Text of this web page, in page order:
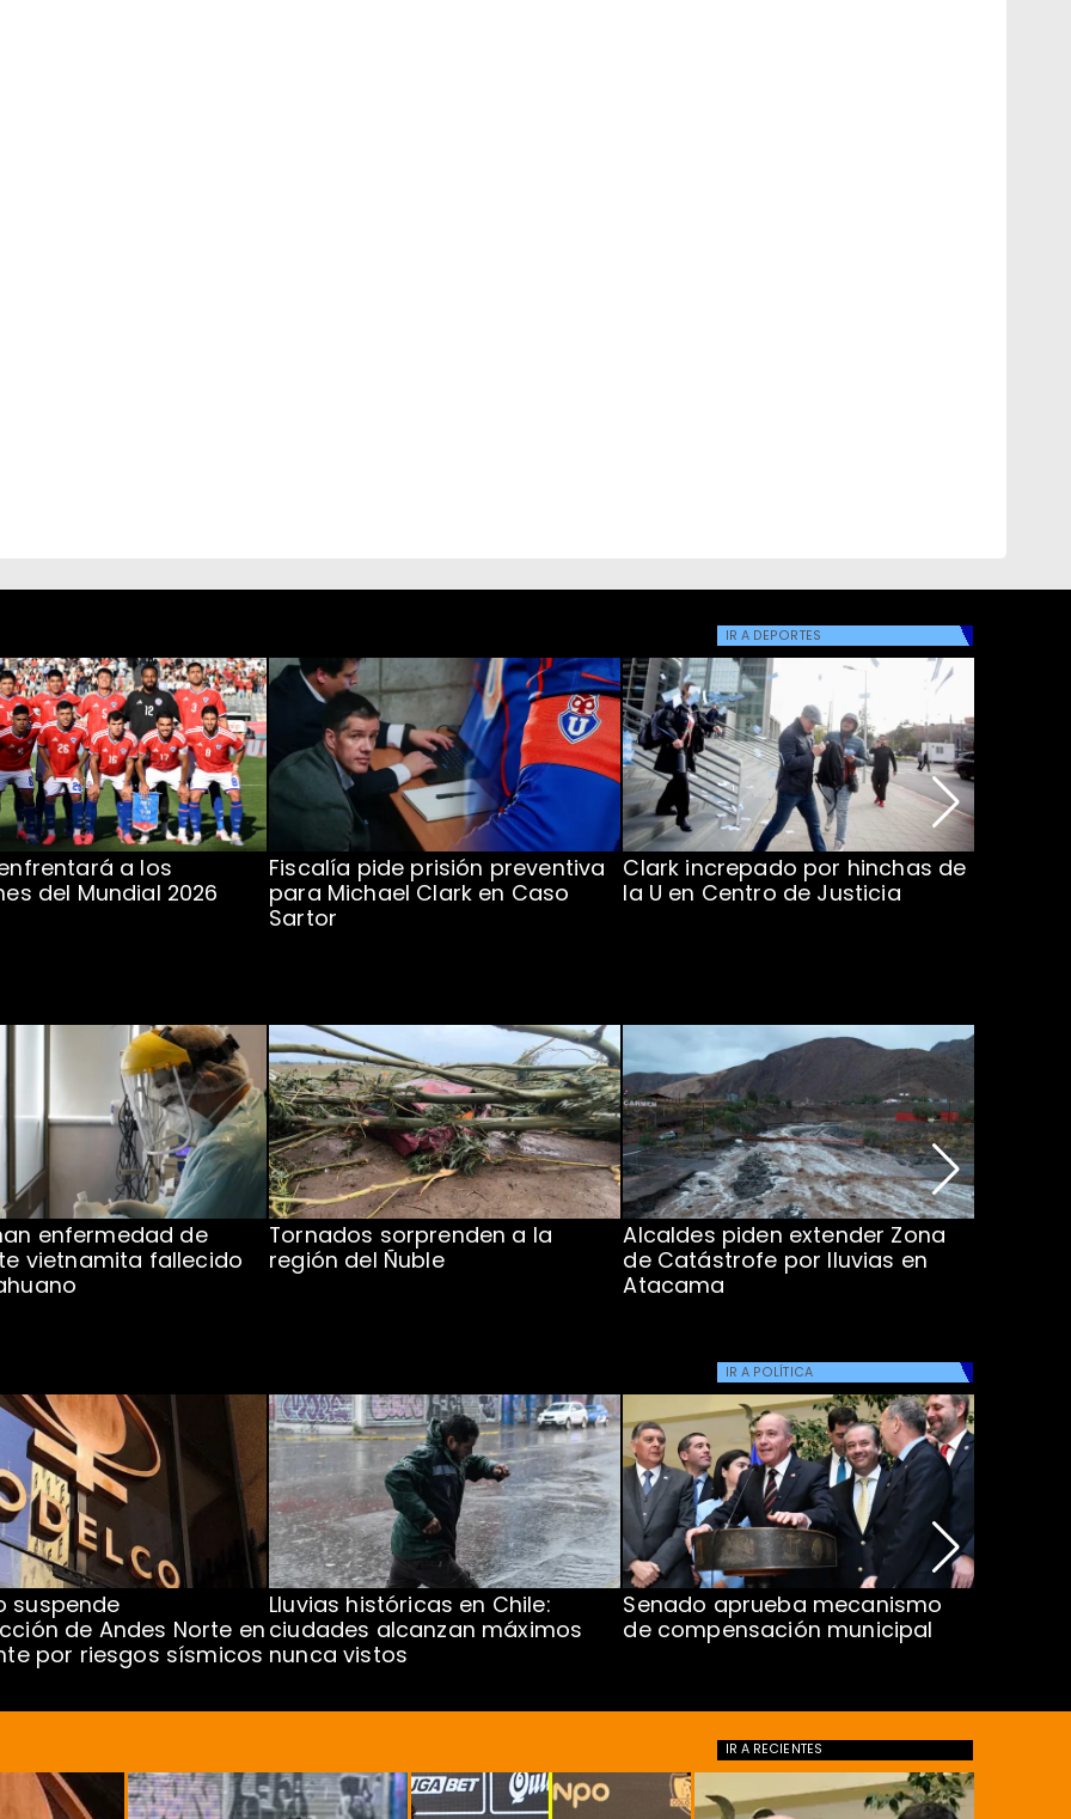
IR A DEPORTES
a los
del Mundial 2026
Fiscalía pide prisión preventiva
para Michael Clark en Caso
Sartor
Clark increpado por hinchas de
la U en Centro de Justicia
enfermedad de
vietnamita fallecido
Tornados sorprenden a la
región del Ñuble
Alcaldes piden extender Zona
de Catástrofe por lluvias en
Atacama
IR A POLÍTICA
suspende
de Andes Norte en
por riesgos sísmicos
Lluvias históricas en Chile:
ciudades alcanzan máximos
nunca vistos
Senado aprueba mecanismo
de compensación municipal
IR A RECIENTES